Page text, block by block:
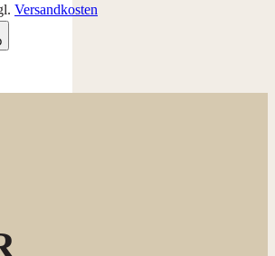
Versandkosten